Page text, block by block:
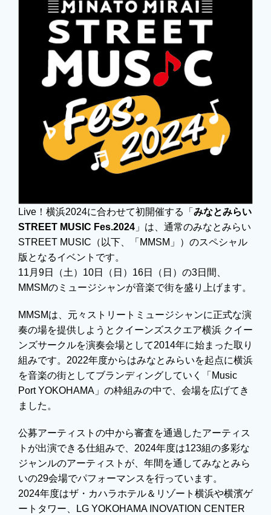
Live！横浜2024に合わせて初開催する「みなとみらい
STREET MUSIC Fes.2024 」は、通常のみなとみらい
STREET MUSIC（以下、「MMSM」）のスペシャル
版となるイベントです。
11月9日（土）10日（日）16日（日）の3日間、
MMSMのミュージシャンが音楽で街を盛り上げます。
MMSMは、元々ストリートミュージシャンに正式な演
奏の場を提供しようとクイーンズスクエア横浜 クイー
ンズサークルを演奏会場として2014年に始まった取り
組みです。2022年度からはみなとみらいを起点に横浜
を音楽の街としてブランディングしていく「Music
Port YOKOHAMA」の枠組みの中で、会場を広げてき
ました。
公募アーティストの中から審査を通過したアーティス
トが出演できる仕組みで、2024年度は123組の多彩な
ジャンルのアーティストが、年間を通してみなとみら
いの29会場でパフォーマンスを行っています。
2024年度はザ・カハラホテル＆リゾート横浜や横濱ゲ
ートタワー、LG YOKOHAMA INOVATION CENTER